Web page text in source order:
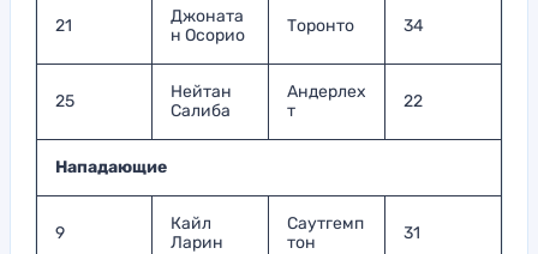
21
Джоната
н Осорио
Торонто 34
25
Нейтан
Салиба
Андерлех
т
22
Нападающие
9
Кайл
Ларин
Саутгемп
тон
31